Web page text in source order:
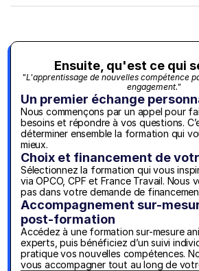
Ensuite, qu'est ce qui
"L'apprentissage de nouvelles compétence
engagement."
Un premier échange
Nous commençons par un appel pour
besoins et répondre à vos questions.
déterminer ensemble la formation qui
mieux.
Choix et financement de
Sélectionnez la formation qui vous
via OPCO, CPF et France Travail. Nous
pas dans votre demande de
Accompagnement sur-
post-formation
Accédez à une formation sur-mesure
experts, puis bénéficiez d’un suivi
pratique vos nouvelles compétences.
vous accompagner tout au long de